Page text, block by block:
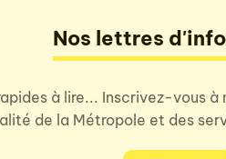
Nos lettres
à lire... Inscrivez-vous
de la Métropole et des